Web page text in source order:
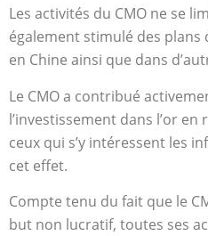
Les activités du CMO ne se
également stimulé des plans
en Chine ainsi que dans
Le CMO a contribué
l’investissement dans l’or
ceux qui s’y intéressent les
cet effet.
Compte tenu du fait que le
but non lucratif, toutes ses